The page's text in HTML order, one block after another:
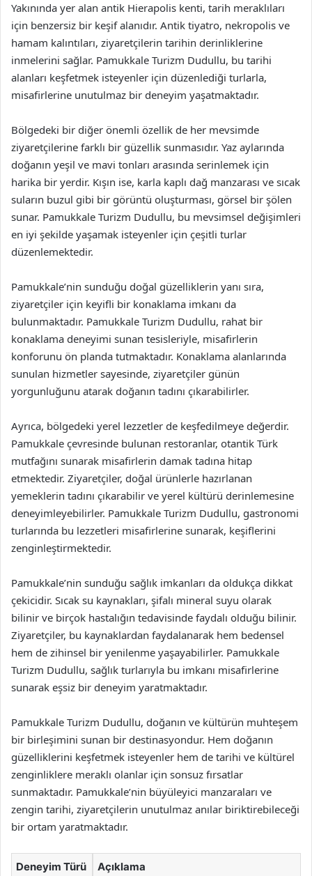
Yakınında yer alan antik Hierapolis kenti, tarih meraklıları
için benzersiz bir keşif alanıdır. Antik tiyatro, nekropolis ve
hamam kalıntıları, ziyaretçilerin tarihin derinliklerine
inmelerini sağlar. Pamukkale Turizm Dudullu, bu tarihi
alanları keşfetmek isteyenler için düzenlediği turlarla,
misafirlerine unutulmaz bir deneyim yaşatmaktadır.
Bölgedeki bir diğer önemli özellik de her mevsimde
ziyaretçilerine farklı bir güzellik sunmasıdır. Yaz aylarında
doğanın yeşil ve mavi tonları arasında serinlemek için
harika bir yerdir. Kışın ise, karla kaplı dağ manzarası ve sıcak
suların buzul gibi bir görüntü oluşturması, görsel bir şölen
sunar. Pamukkale Turizm Dudullu, bu mevsimsel değişimleri
en iyi şekilde yaşamak isteyenler için çeşitli turlar
düzenlemektedir.
Pamukkale’nin sunduğu doğal güzelliklerin yanı sıra,
ziyaretçiler için keyifli bir konaklama imkanı da
bulunmaktadır. Pamukkale Turizm Dudullu, rahat bir
konaklama deneyimi sunan tesisleriyle, misafirlerin
konforunu ön planda tutmaktadır. Konaklama alanlarında
sunulan hizmetler sayesinde, ziyaretçiler günün
yorgunluğunu atarak doğanın tadını çıkarabilirler.
Ayrıca, bölgedeki yerel lezzetler de keşfedilmeye değerdir.
Pamukkale çevresinde bulunan restoranlar, otantik Türk
mutfağını sunarak misafirlerin damak tadına hitap
etmektedir. Ziyaretçiler, doğal ürünlerle hazırlanan
yemeklerin tadını çıkarabilir ve yerel kültürü derinlemesine
deneyimleyebilirler. Pamukkale Turizm Dudullu, gastronomi
turlarında bu lezzetleri misafirlerine sunarak, keşiflerini
zenginleştirmektedir.
Pamukkale’nin sunduğu sağlık imkanları da oldukça dikkat
çekicidir. Sıcak su kaynakları, şifalı mineral suyu olarak
bilinir ve birçok hastalığın tedavisinde faydalı olduğu bilinir.
Ziyaretçiler, bu kaynaklardan faydalanarak hem bedensel
hem de zihinsel bir yenilenme yaşayabilirler. Pamukkale
Turizm Dudullu, sağlık turlarıyla bu imkanı misafirlerine
sunarak eşsiz bir deneyim yaratmaktadır.
Pamukkale Turizm Dudullu, doğanın ve kültürün muhteşem
bir birleşimini sunan bir destinasyondur. Hem doğanın
güzelliklerini keşfetmek isteyenler hem de tarihi ve kültürel
zenginliklere meraklı olanlar için sonsuz fırsatlar
sunmaktadır. Pamukkale’nin büyüleyici manzaraları ve
zengin tarihi, ziyaretçilerin unutulmaz anılar biriktirebileceği
bir ortam yaratmaktadır.
Deneyim Türü Açıklama